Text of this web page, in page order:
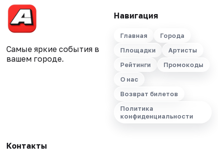
Самые яркие события в
вашем городе.
Навигация
Главная
Города
Площадки
Артисты
Рейтинги
Промокоды
О нас
Возврат билетов
Политика
конфиденциальности
Контакты